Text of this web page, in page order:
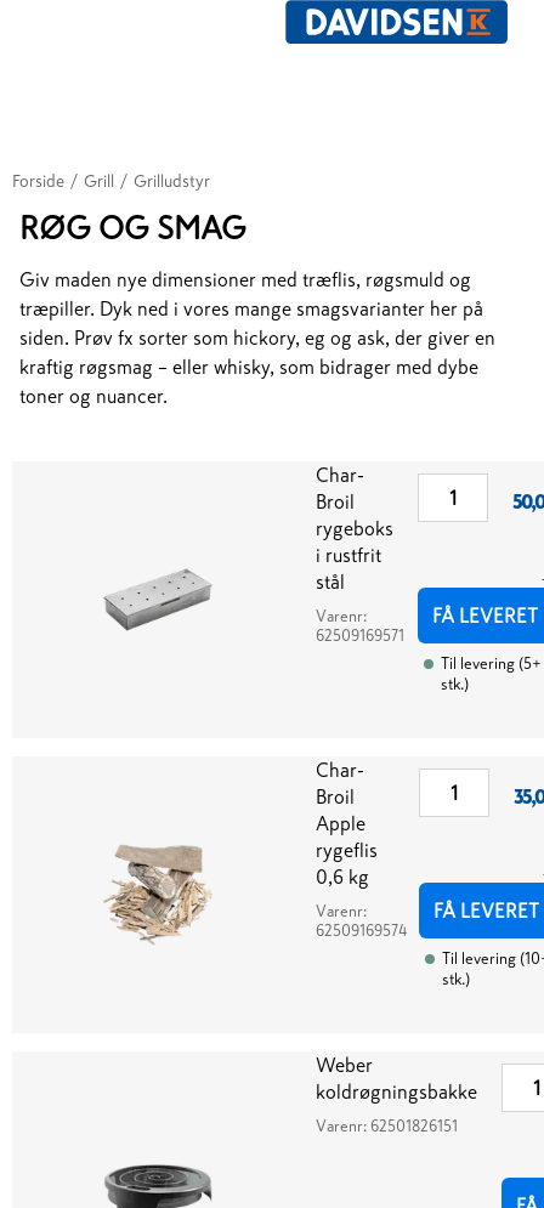
Forside / Grill / Grilludstyr
RØG OG SMAG
Giv maden nye dimensioner med træflis, røgsmuld og
træpiller. Dyk ned i vores mange smagsvarianter her på
siden. Prøv fx sorter som hickory, eg og ask, der giver en
kraftig røgsmag – eller whisky, som bidrager med dybe
toner og nuancer.
Char-
Broil
rygeboks
i rustfrit
stål
Varenr:
62509169571
FÅ LEVERET
Til levering (5+
stk.)
Char-
Broil
Apple
rygeflis
0,6 kg
Varenr:
62509169574
FÅ LEVERET
Til levering (
stk.)
Weber
koldrøgningsbakke
Varenr: 62501826151